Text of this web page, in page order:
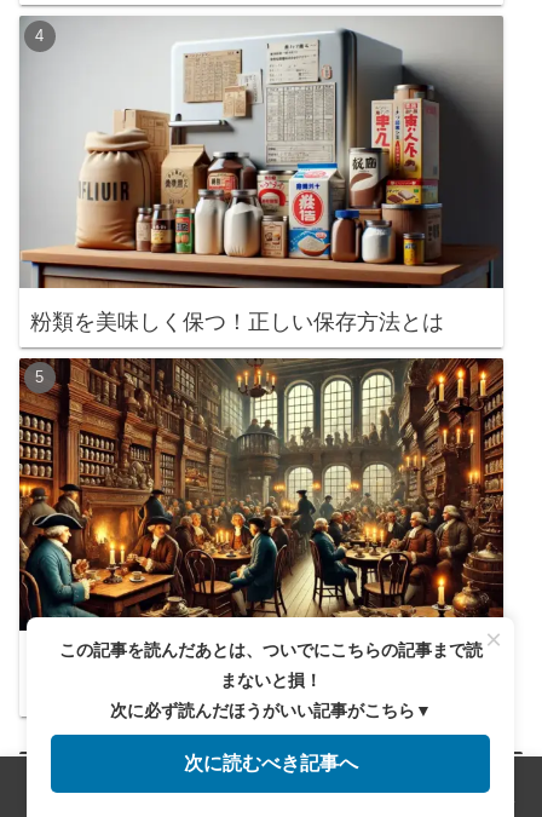
粉類を美味しく保つ！正しい保存方法とは
イギリスのコーヒーハウスはただのカフェじゃ
新着記事
サイドバー
×
この記事を読んだあとは、ついでにこちらの記事まで読
まないと損！
次に必ず読んだほうがいい記事がこちら▼
次に読むべき記事へ